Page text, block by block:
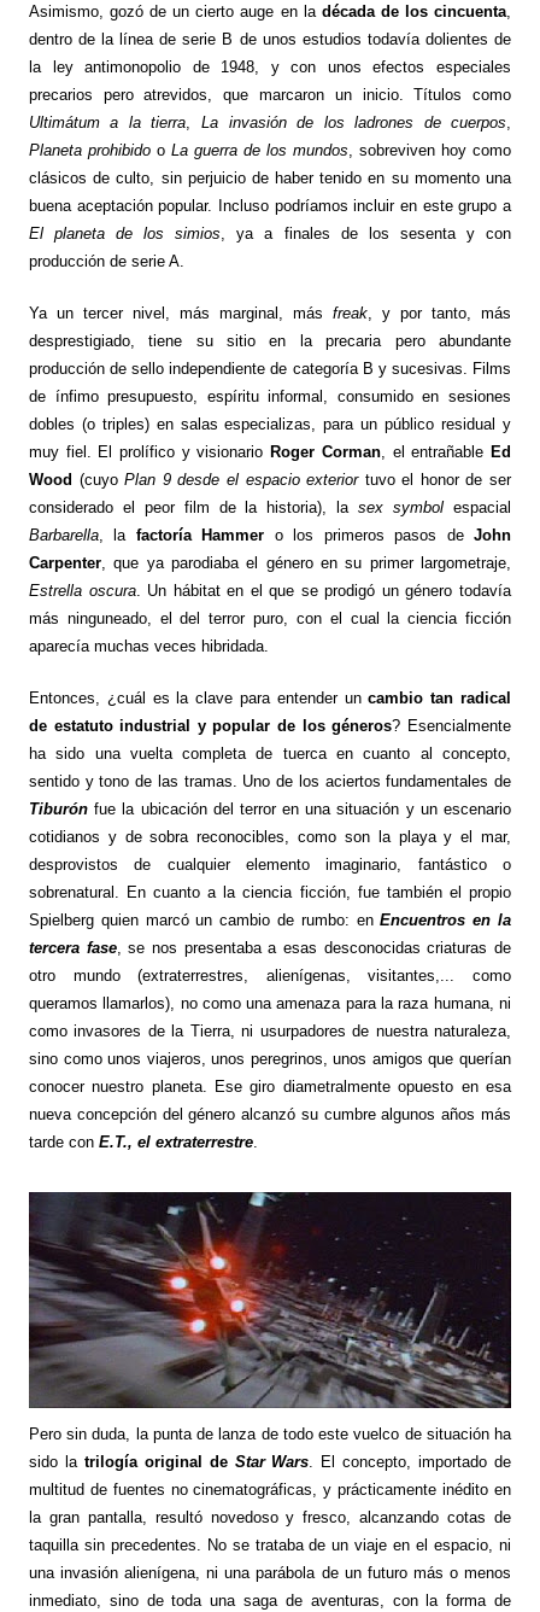
Asimismo, gozó de un cierto auge en la década de los cincuenta,
dentro de la línea de serie B de unos estudios todavía dolientes de
la ley antimonopolio de 1948, y con unos efectos especiales
precarios pero atrevidos, que marcaron un inicio. Títulos como
Ultimátum a la tierra, La invasión de los ladrones de cuerpos,
Planeta prohibido o La guerra de los mundos, sobreviven hoy como
clásicos de culto, sin perjuicio de haber tenido en su momento una
buena aceptación popular. Incluso podríamos incluir en este grupo a
El planeta de los simios, ya a finales de los sesenta y con
producción de serie A.
Ya un tercer nivel, más marginal, másfreak, y por tanto, más
desprestigiado, tiene su sitio en la precaria pero abundante
producción de sello independiente de categoría B y sucesivas. Films
de ínfimo presupuesto, espíritu informal, consumido en sesiones
dobles (o triples) en salas especializas, para un público residual y
muy fiel. El prolífico y visionario Roger Corman, el entrañable Ed
Wood (cuyoPlan 9 desde el espacio exterior tuvo el honor de ser
considerado el peor film de la historia), lasex symbol espacial
Barbarella, la factoría Hammer o los primeros pasos deJohn
Carpenter, que ya parodiaba el género en su primer largometraje,
Estrella oscura. Un hábitat en el que se prodigó un género todavía
más ninguneado, el del terror puro, con el cual la ciencia ficción
aparecía muchas veces hibridada.
Entonces, ¿cuál es la clave para entender uncambio tan radical
de estatuto industrial y popular de los géneros? Esencialmente
ha sido una vuelta completa de tuerca en cuanto al concepto,
sentido y tono de las tramas. Uno de los aciertos fundamentales de
Tiburón fue la ubicación del terror en una situación y un escenario
cotidianos y de sobra reconocibles, como son la playa y el mar,
desprovistos de cualquier elemento imaginario, fantástico o
sobrenatural. En cuanto a la ciencia ficción, fue también el propio
Spielberg quien marcó un cambio de rumbo: enEncuentros en la
tercera fase, se nos presentaba a esas desconocidas criaturas de
otro mundo (extraterrestres, alienígenas, visitantes,... como
queramos llamarlos), no como una amenaza para la raza humana, ni
como invasores de la Tierra, ni usurpadores de nuestra naturaleza,
sino como unos viajeros, unos peregrinos, unos amigos que querían
conocer nuestro planeta. Ese giro diametralmente opuesto en esa
nueva concepción del género alcanzó su cumbre algunos años más
tarde con E.T., el extraterrestre.
Pero sin duda, la punta de lanza de todo este vuelco de situación ha
sido la trilogía original de Star Wars. El concepto, importado de
multitud de fuentes no cinematográficas, y prácticamente inédito en
la gran pantalla, resultó novedoso y fresco, alcanzando cotas de
taquilla sin precedentes. No se trataba de un viaje en el espacio, ni
una invasión alienígena, ni una parábola de un futuro más o menos
inmediato, sino de toda una saga de aventuras, con la forma de